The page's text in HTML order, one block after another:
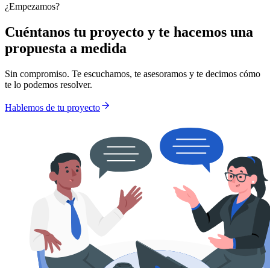
¿Empezamos?
Cuéntanos tu proyecto y te hacemos una
propuesta a medida
Sin compromiso. Te escuchamos, te asesoramos y te decimos cómo
te lo podemos resolver.
Hablemos de tu proyecto